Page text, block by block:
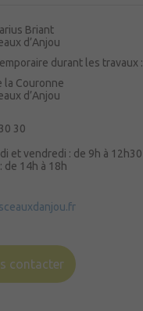
Briant
d’Anjou
durant les travaux :
la Couronne
d’Anjou
30
et vendredi : de 9h à 12h30
de 14h à 18h
contacter